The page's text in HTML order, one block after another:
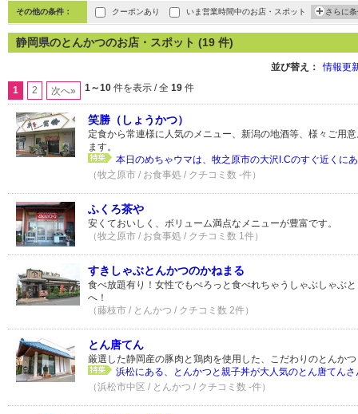
その他の条件： クーポンあり いま営業時間中のお店・スポット さらに
静岡県のとんかつのお店・スポット (19 件)
並び替え： 情報更
1 2 次へ» 1～10 件を表示 / 全 19 件
笑勝（しょうかつ）
定食から常連様に人気のメニュー、新潟の地酒等、様々ご用
ます。
本日のめちゃウマは、牧之原市の大沢I.Cのすぐ近くに
（牧之原市 / お食事処 / クチコミ数 -件）
ふくろ茶や
安くておいしく、ボリューム満点なメニューが豊富です。
（牧之原市 / お食事処 / クチコミ数 1件）
すきしゃぶとんかつのかねまる
食べ放題有り！女性でもぺろっと食べれちゃうしゃぶしゃぶ
へ！
（藤枝市 / とんかつ / クチコミ数 2件）
とん唐てん
厳選した静岡産の豚肉と鶏肉を使用した、こだわりのとんか
浜松にある、とんかつと親子丼が大人気のとん唐てん
（浜松市中区 / とんかつ / クチコミ数 -件）